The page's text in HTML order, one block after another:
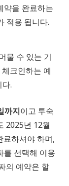
약을 완료하는
적용 됩니다.
물 수 있는 기
크인하는 예
.
까지이고 투숙
2025년 12월
료하셔야 하며,
를 선택해 이용
의 예약은 할